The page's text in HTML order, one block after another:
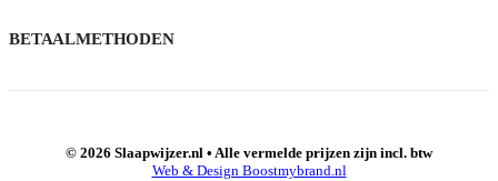
BETAALMETHODEN
© 2026 Slaapwijzer.nl • Alle vermelde prijzen zijn incl. btw
Web & Design Boostmybrand.nl